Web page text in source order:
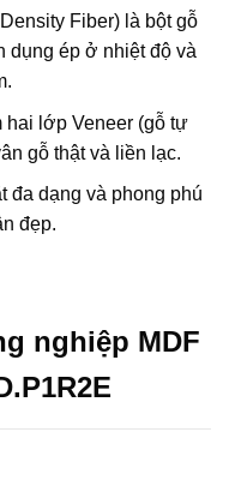
Fiber) là bột gỗ
dụng ép ở nhiệt độ và
hai lớp Veneer (gỗ tự
gỗ thật và liền lạc.
đa dạng và phong phú
đẹp.
nghiệp MDF